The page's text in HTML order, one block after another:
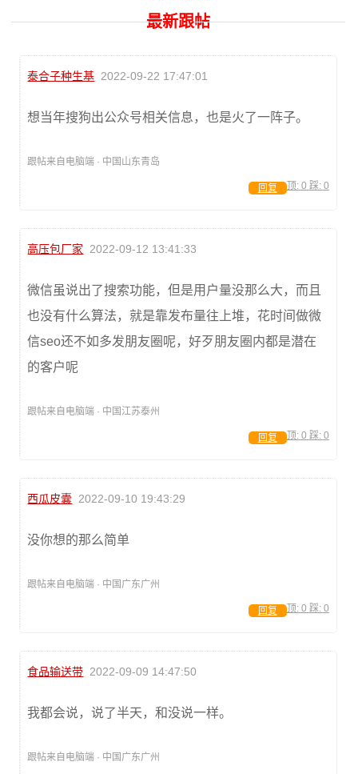
最新跟帖
泰合子种生基 2022-09-22 17:47:01
想当年搜狗出公众号相关信息，也是火了一阵子。
跟帖来自电脑端 · 中国山东青岛
顶: 0 踩: 0
回复
高压包厂家 2022-09-12 13:41:33
微信虽说出了搜索功能，但是用户量没那么大，而且
也没有什么算法，就是靠发布量往上堆，花时间做微
信seo还不如多发朋友圈呢，好歹朋友圈内都是潜在
的客户呢
跟帖来自电脑端 · 中国江苏泰州
顶: 0 踩: 0
回复
西瓜皮囊 2022-09-10 19:43:29
没你想的那么简单
跟帖来自电脑端 · 中国广东广州
顶: 0 踩: 0
回复
食品输送带 2022-09-09 14:47:50
我都会说，说了半天，和没说一样。
跟帖来自电脑端 · 中国广东广州